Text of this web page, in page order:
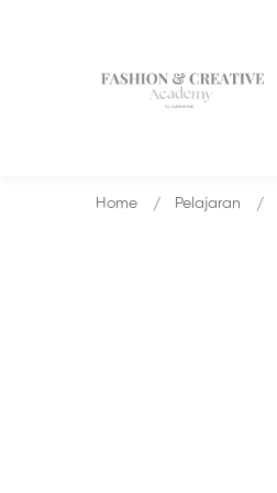
Home Pelajaran